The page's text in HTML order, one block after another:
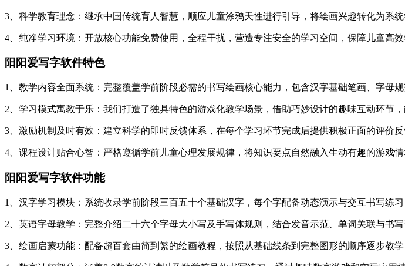
3、科学教育理念：继承中国传统育人智慧，顺应儿童涂鸦天性进行引导，将绘画兴趣转化为系统
4、纯净学习环境：开放核心功能免费使用，全程干扰，营造专注安全的学习空间，保障儿童高效
阳阳爱写字软件特色
1、教学内容全面系统：完整覆盖学前阶段必需的书写绘画核心能力，包含汉字基础笔画、字母
2、学习模式寓教于乐：我们打造了独具特色的游戏化教学场景，借助巧妙设计的趣味互动环节
3、激励机制及时有效：建立科学的即时反馈体系，在每个学习环节完成后提供积极正面的评价
4、课程设计贴合心智：严格遵循学前儿童心理发展规律，将知识要点自然融入生动有趣的游戏
阳阳爱写字软件功能
1、汉字学习模块：系统收录学前阶段三百五十个基础汉字，每个字配备动态演示与交互书写练习
2、英语字母教学：完整介绍二十六个字母大小写及手写体规则，结合发音示范、单词关联与书
3、绘画启蒙功能：配备超百套由简到繁的绘画教程，按照从基础线条到完整图形的顺序逐步教